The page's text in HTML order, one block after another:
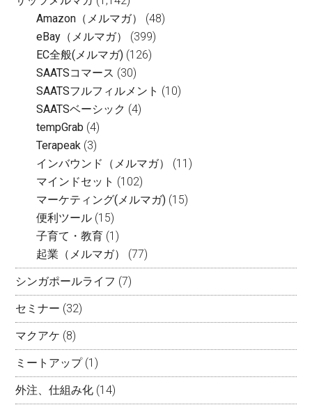
Amazon（メルマガ）
(48)
eBay（メルマガ）
(399)
EC全般(メルマガ) (126)
SAATSコマース (30)
SAATSフルフィルメント (10)
SAATSベーシック (4)
tempGrab (4)
Terapeak (3)
インバウンド（メルマガ）
(11)
マインドセット (102)
マーケティング(メルマガ) (15)
便利ツール (15)
子育て・教育 (1)
起業（メルマガ）
(77)
シンガポールライフ (7)
セミナー (32)
マクアケ (8)
ミートアップ(1)
外注、仕組み化 (14)